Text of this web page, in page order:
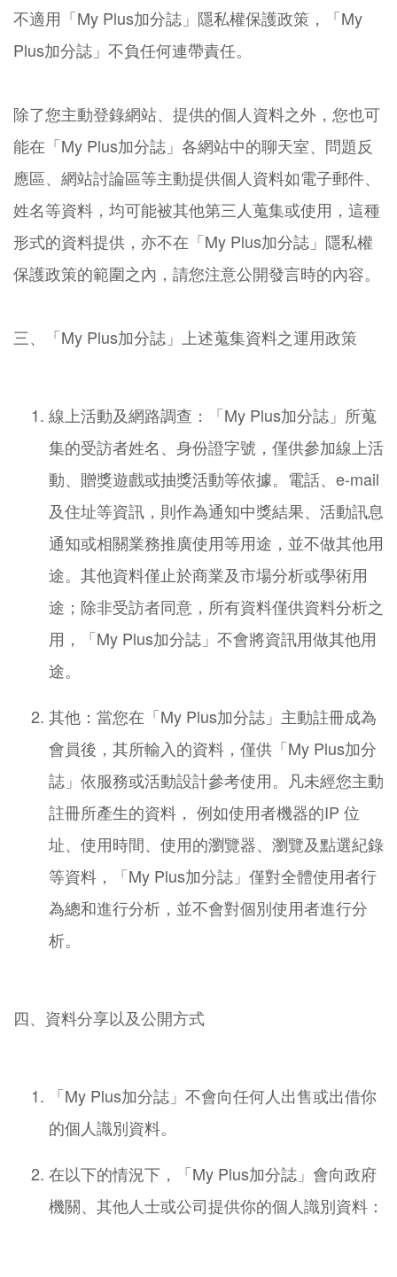
不適用「My Plus加分誌」隱私權保護政策，「My
Plus加分誌」不負任何連帶責任。
除了您主動登錄網站、提供的個人資料之外，您也可
能在「My Plus加分誌」各網站中的聊天室、問題反
應區、網站討論區等主動提供個人資料如電子郵件、
姓名等資料，均可能被其他第三人蒐集或使用，這種
形式的資料提供，亦不在「My Plus加分誌」隱私權
保護政策的範圍之內，請您注意公開發言時的內容。
三、「My Plus加分誌」上述蒐集資料之運用政策
線上活動及網路調查：「My Plus加分誌」所蒐
集的受訪者姓名、身份證字號，僅供參加線上活
動、贈獎遊戲或抽獎活動等依據。電話、e-mail
及住址等資訊，則作為通知中獎結果、活動訊息
通知或相關業務推廣使用等用途，並不做其他用
途。其他資料僅止於商業及市場分析或學術用
途；除非受訪者同意，所有資料僅供資料分析之
用，「My Plus加分誌」不會將資訊用做其他用
途。
其他：當您在「My Plus加分誌」主動註冊成為
會員後，其所輸入的資料，僅供「My Plus加分
誌」依服務或活動設計參考使用。凡未經您主動
註冊所產生的資料， 例如使用者機器的IP 位
址、使用時間、使用的瀏覽器、瀏覽及點選紀錄
等資料，「My Plus加分誌」僅對全體使用者行
為總和進行分析，並不會對個別使用者進行分
析。
四、資料分享以及公開方式
「My Plus加分誌」不會向任何人出售或出借你
的個人識別資料。
在以下的情況下，「My Plus加分誌」會向政府
機關、其他人士或公司提供你的個人識別資料：